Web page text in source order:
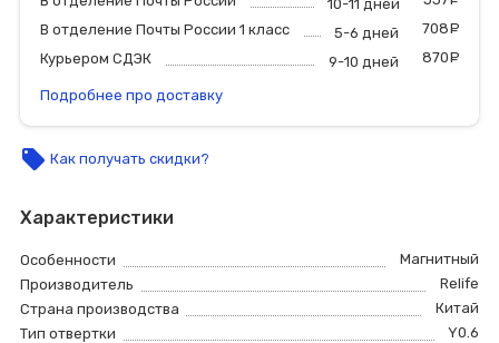
10-11 дней
В отделение Почты России 1 класс
5-6 дней 708
Курьером СДЭК
9-10 дней 870
Подробнее про доставку
local_offer Как получать скидки?
Характеристики
Особенности
Магнитный
Производитель
Relife
Страна производства
Китай
Тип отвертки
Y0.6